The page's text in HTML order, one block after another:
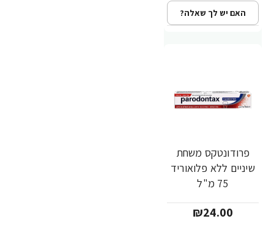
האם יש לך שאלה?
פרודונטקס משחת
שיניים ללא פלואוריד
75 מ"ל
₪24.00